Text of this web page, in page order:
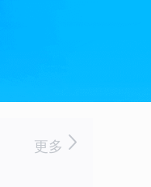
更多